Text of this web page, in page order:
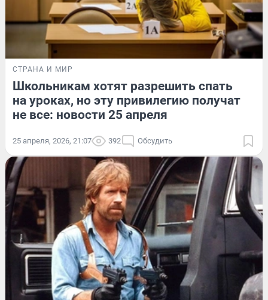
СТРАНА И МИР
Школьникам хотят разрешить спать
на уроках, но эту привилегию получат
не все: новости 25 апреля
25 апреля, 2026, 21:07 392 Обсудить